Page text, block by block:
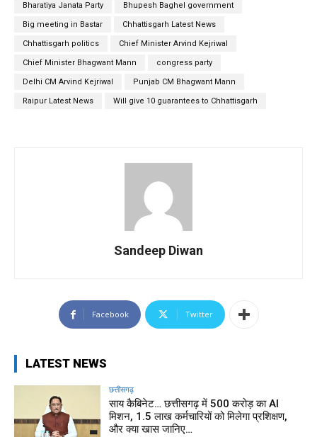
Bharatiya Janata Party Bhupesh Baghel government
Big meeting in Bastar Chhattisgarh Latest News
Chhattisgarh politics Chief Minister Arvind Kejriwal
Chief Minister Bhagwant Mann congress party
Delhi CM Arvind Kejriwal Punjab CM Bhagwant Mann
Raipur Latest News Will give 10 guarantees to Chhattisgarh
Sandeep Diwan
Facebook Twitter
LATEST NEWS
छत्तीसगढ़
साय कैबिनेट… छत्तीसगढ़ में 500 करोड़ का AI
मिशन, 1.5 लाख कर्मचारियों को मिलेगा प्रशिक्षण,
और क्या खास जानिए…